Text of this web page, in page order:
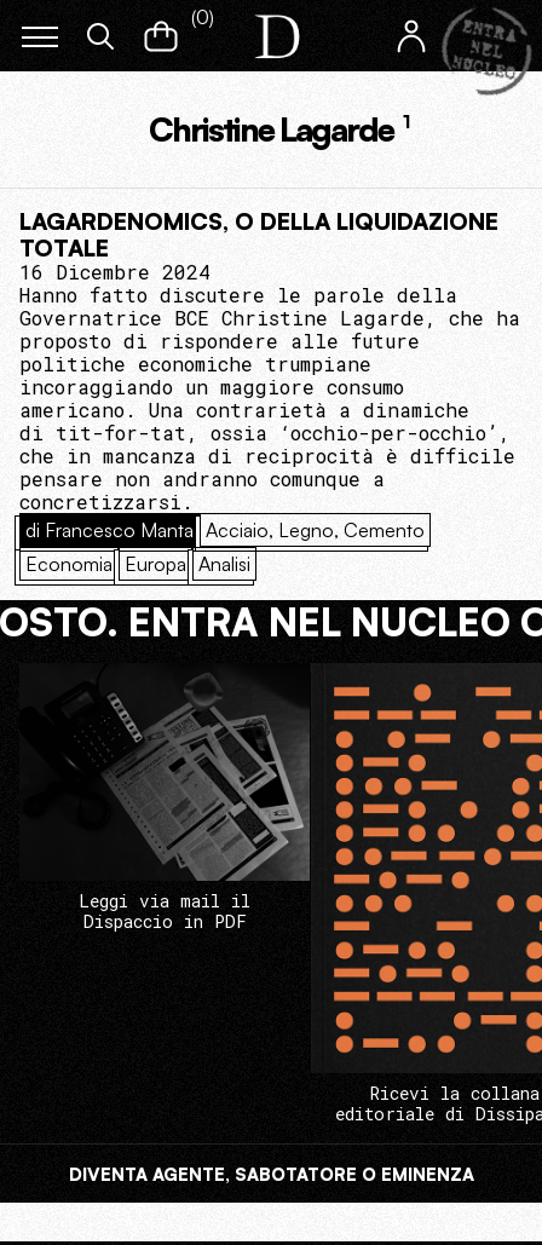
(0)
Christine Lagarde 1
LAGARDENOMICS, O DELLA LIQUIDAZIONE
TOTALE
16 Dicembre 2024
Hanno fatto discutere le parole della
Governatrice BCE Christine Lagarde, che ha
proposto di rispondere alle future
politiche economiche trumpiane
incoraggiando un maggiore consumo
americano. Una contrarietà a dinamiche
di tit-for-tat, ossia ‘occhio-per-occhio’,
che in mancanza di reciprocità è difficile
pensare non andranno comunque a
concretizzarsi.
di Francesco Manta Acciaio, Legno, Cemento
Economia Europa Analisi
ENTRA NEL NUCLEO
Leggi via mail il
Dispaccio in PDF
Ricevi la collana
editoriale di
DIVENTA AGENTE, SABOTATORE O EMINENZA